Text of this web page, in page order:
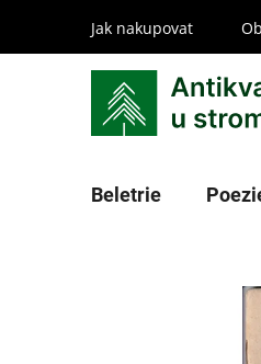
obsah
Jak nakupovat
Beletrie